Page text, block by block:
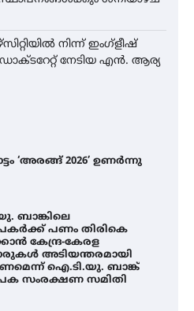
നിന്ന് ഇംഗ്ളീഷ്
നേടിയ എൻ. ആര്യ
‘അരങ്ങ് 2026’ ഉണർന്നു
ബാങ്കിലെ
പണം തിരികെ
കേന്ദ്ര-കേരള
അടിയന്തരമായി
ഐ.ടി.യു. ബാങ്ക്
സംരക്ഷണ സമിതി